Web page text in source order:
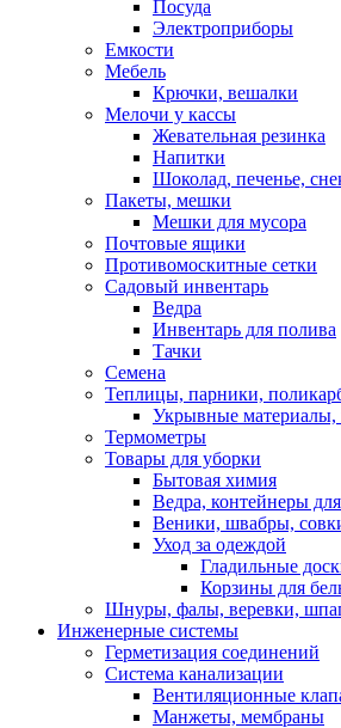
Посуда
Электроприборы
Емкости
Мебель
Крючки, вешалки
Мелочи у кассы
Жевательная резинка
Напитки
Шоколад, печенье,
Пакеты, мешки
Мешки для мусора
Почтовые ящики
Противомоскитные сетки
Садовый инвентарь
Ведра
Инвентарь для полива
Тачки
Семена
Теплицы, парники,
Укрывные материалы,
Термометры
Товары для уборки
Бытовая химия
Ведра, контейнеры
Веники, швабры,
Уход за одеждой
Гладильные
Корзины для
Шнуры, фалы, веревки,
Инженерные системы
Герметизация соединений
Система канализации
Вентиляционные
Манжеты, мембраны